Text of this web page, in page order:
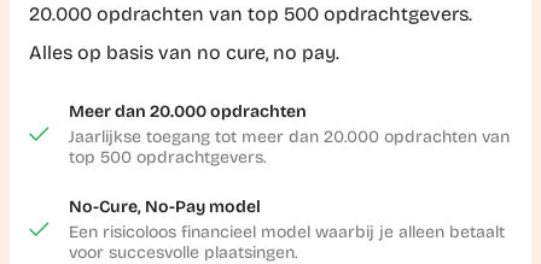
20.000 opdrachten van top 500 opdrachtgevers.
Alles op basis van no cure, no pay.
Meer dan 20.000 opdrachten
Jaarlijkse toegang tot meer dan 20.000 opdrachten van
top 500 opdrachtgevers.
No-Cure, No-Pay model
Een risicoloos financieel model waarbij je alleen betaalt
voor succesvolle plaatsingen.